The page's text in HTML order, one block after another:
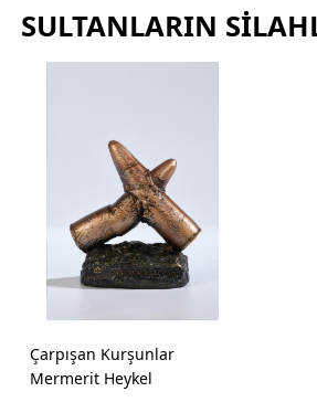
SULTANLARIN
Çarpışan Kurşunlar
Mermerit Heykel